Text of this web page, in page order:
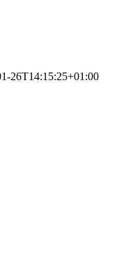
26T14:15:25+01:00